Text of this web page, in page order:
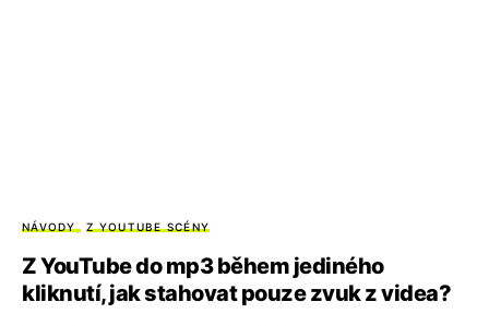
NÁVODY Z YOUTUBE SCÉNY
Z YouTube do mp3 během jediného
kliknutí, jak stahovat pouze zvuk z videa?